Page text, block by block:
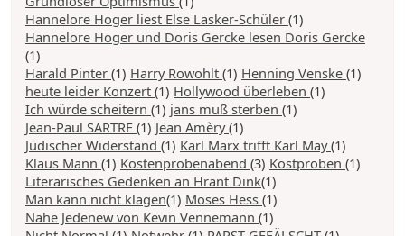
Hannelore Hoger liest Else Lasker-Schüler (1)
Hannelore Hoger und Doris Gercke lesen Doris Gercke
(1)
Harald Pinter (1) Harry Rowohlt (1) Henning Venske (1)
heute leider Konzert (1) Hollywood überleben (1)
Ich würde scheitern (1) jans muß sterben (1)
Jean-Paul SARTRE (1) Jean Amèry(1)
Jüdischer Widerstand (1) Karl Marx trifft Karl May(1)
Klaus Mann (1) Kostenprobenabend (3) Kostproben (1)
Literarisches Gedenken an Hrant Dink(1)
Man kann nicht klagen(1) Moses Hess (1)
Nahe Jedenew von Kevin Vennemann (1)